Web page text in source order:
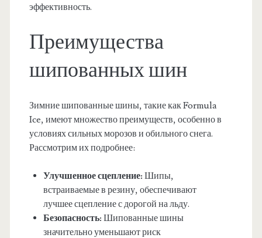
эффективность.
Преимущества
шипованных шин
Зимние шипованные шины, такие как Formula
Ice, имеют множество преимуществ, особенно в
условиях сильных морозов и обильного снега.
Рассмотрим их подробнее:
Улучшенное сцепление: Шипы,
встраиваемые в резину, обеспечивают
лучшее сцепление с дорогой на льду.
Безопасность: Шипованные шины
значительно уменьшают риск